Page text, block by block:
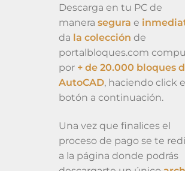
Descarga en tu PC de
manera segura e
da la colección de
portalbloques.com
por + de 20.000 bloques
AutoCAD, haciendo click
botón a continuación.
Una vez que finalices el
proceso de pago se te
a la página donde podrás